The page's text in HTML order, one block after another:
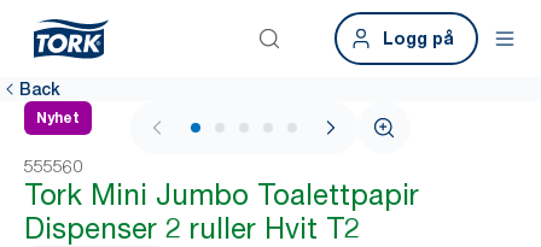
Logg på
Back
Nyhet
1 / 7
555560
Tork Mini Jumbo Toalettpapir
Dispenser 2 ruller Hvit T2